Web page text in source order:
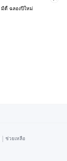
มีดี้ ฉลองปีใหม่
| ช่วยเหลือ